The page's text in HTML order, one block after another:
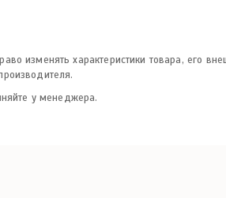
изменять характеристики товара, его
у менеджера.